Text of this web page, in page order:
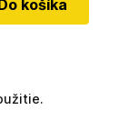
košíka